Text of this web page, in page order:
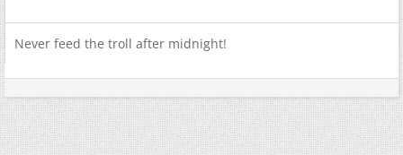
Never feed the troll after midnight!